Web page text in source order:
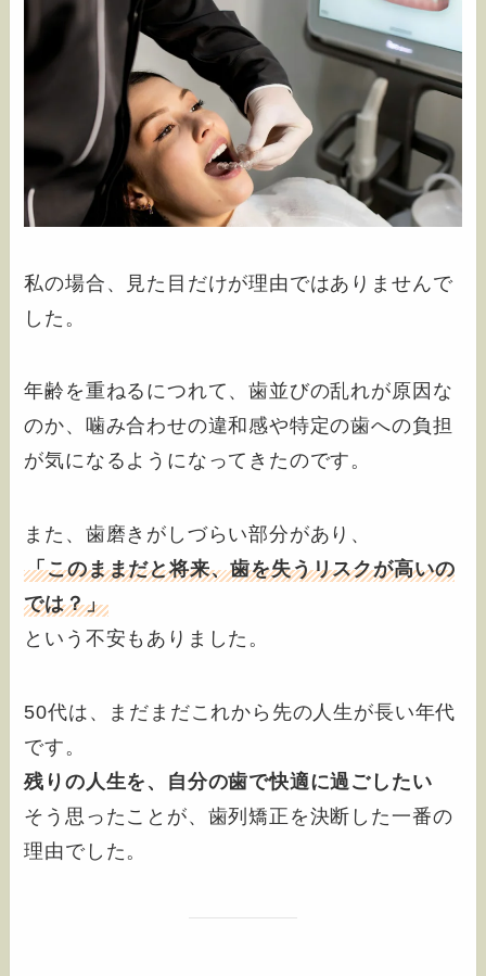
私の場合、見た目だけが理由ではありませんで
した。
年齢を重ねるにつれて、歯並びの乱れが原因な
のか、噛み合わせの違和感や特定の歯への負担
が気になるようになってきたのです。
また、歯磨きがしづらい部分があり、
「このままだと将来、歯を失うリスクが高いの
では？」
という不安もありました。
50代は、まだまだこれから先の人生が長い年代
です。
残りの人生を、自分の歯で快適に過ごしたい
そう思ったことが、歯列矯正を決断した一番の
理由でした。